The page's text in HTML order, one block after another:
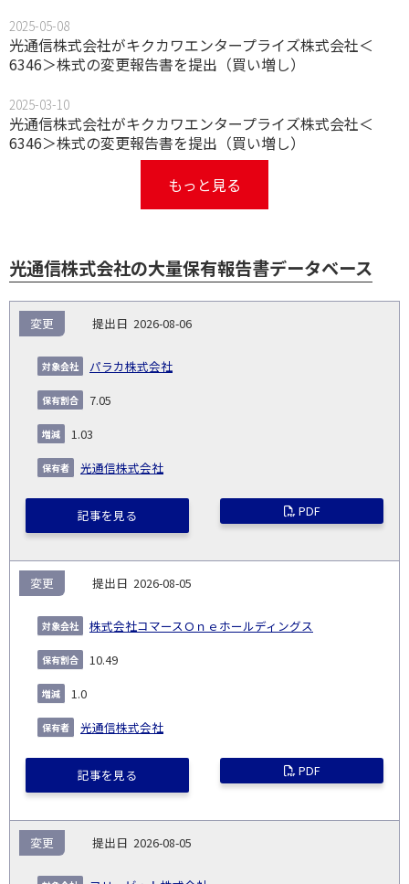
2025-05-08
光通信株式会社がキクカワエンタープライズ株式会社＜
6346＞株式の変更報告書を提出（買い増し）
2025-03-10
光通信株式会社がキクカワエンタープライズ株式会社＜
6346＞株式の変更報告書を提出（買い増し）
もっと見る
光通信株式会社の大量保有報告書データベース
NO.
告
義
務
発
生
日
出
コー
象
2026-08-06
パラカ株式会社
変更
7.05
1.03
光通信株式会社
記事を見る PDF
2026-08-05
株式会社コマースＯｎｅホールディングス
変更
10.49
1.0
光通信株式会社
記事を見る PDF
2026-08-05
変更